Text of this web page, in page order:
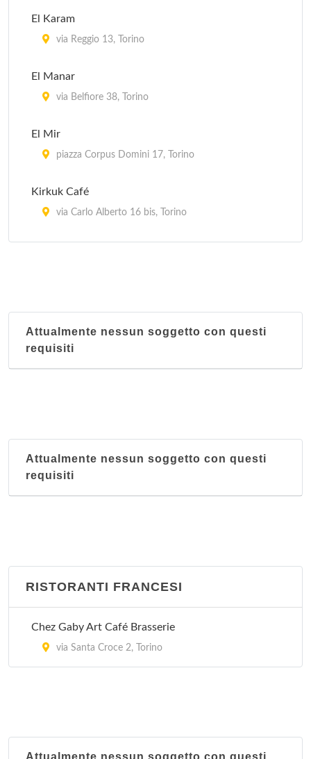
El Karam
via Reggio 13, Torino
El Manar
via Belfiore 38, Torino
El Mir
piazza Corpus Domini 17, Torino
Kirkuk Café
via Carlo Alberto 16 bis, Torino
piazza della Repubblica 24, Torino
Attualmente nessun soggetto con questi
requisiti
Attualmente nessun soggetto con questi
requisiti
RISTORANTI FRANCESI
Chez Gaby Art Café Brasserie
via Santa Croce 2, Torino
Attualmente nessun soggetto con questi